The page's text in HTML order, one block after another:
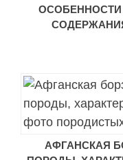
ОСОБЕННОСТИ
АФГАНСКАЯ